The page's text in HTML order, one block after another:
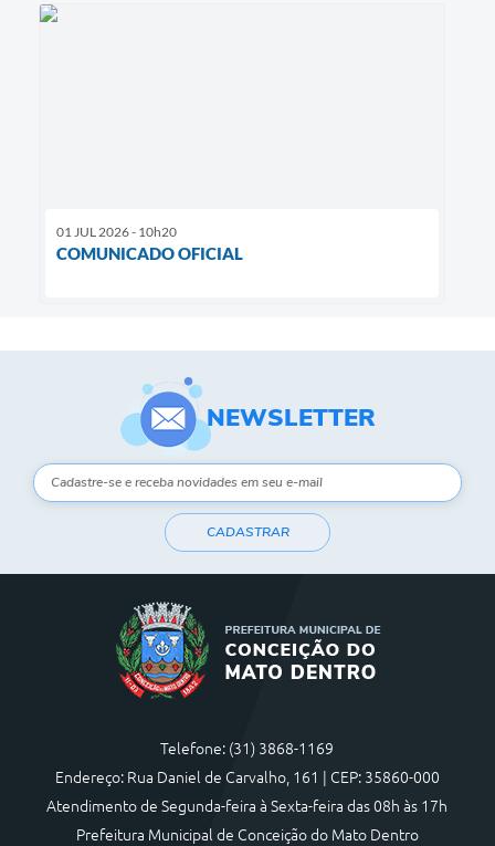
01 JUL 2026 - 10h20
COMUNICADO OFICIAL
NEWSLETTER
CADASTRAR
Telefone: (31) 3868-1169
Endereço: Rua Daniel de Carvalho, 161 | CEP: 35860-000
Atendimento de Segunda-feira à Sexta-feira das 08h às 17h
Prefeitura Municipal de Conceição do Mato Dentro